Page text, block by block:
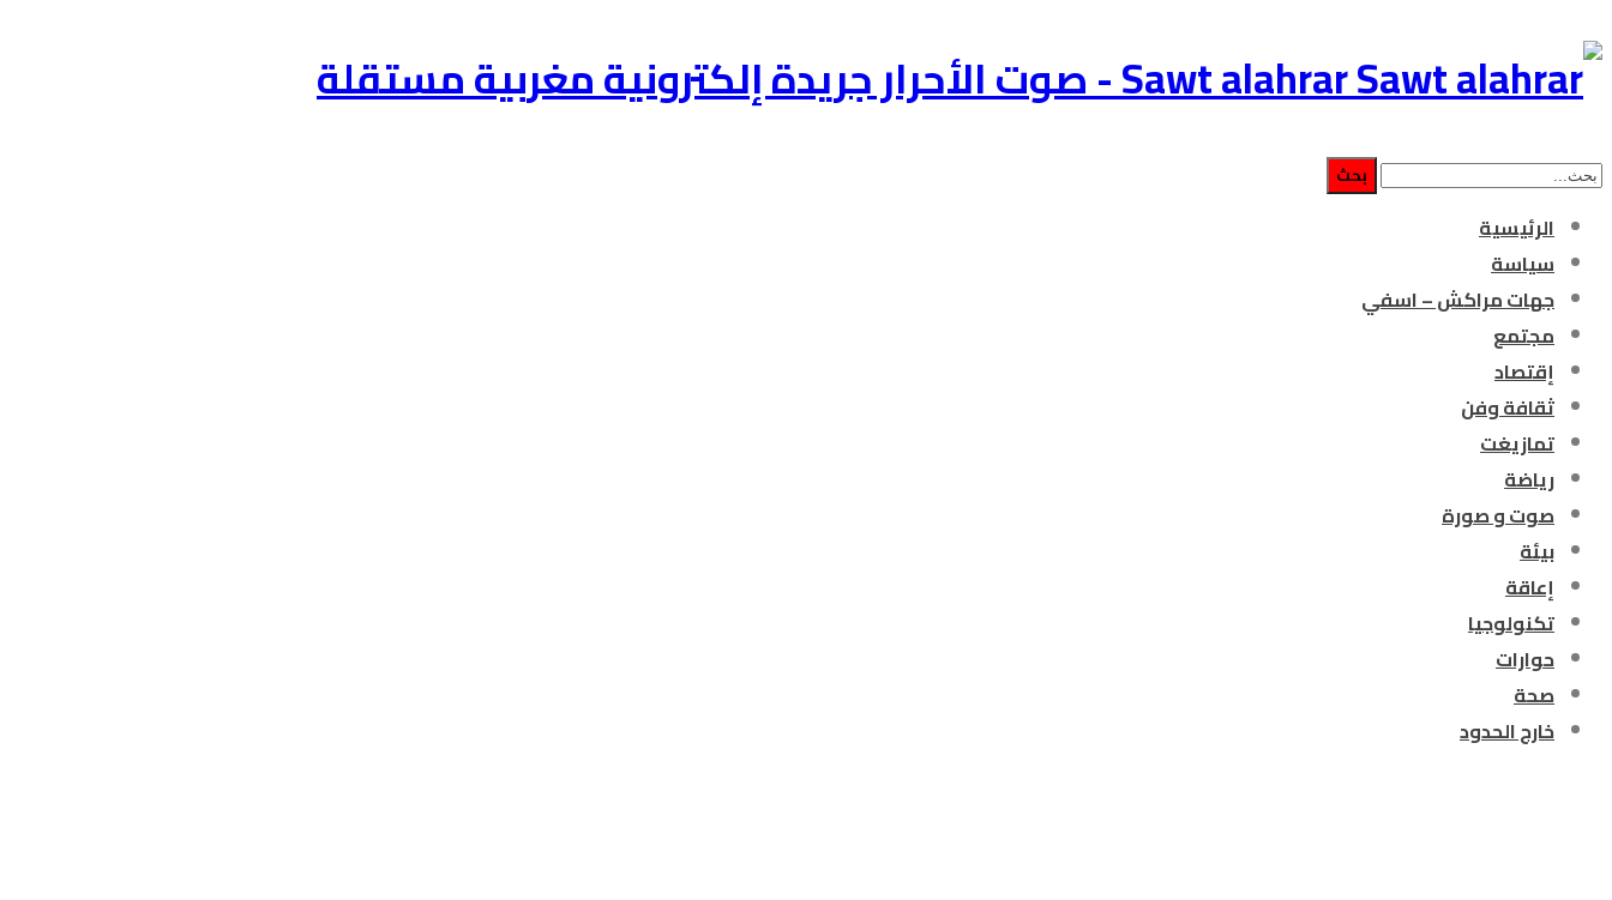
Sawt alahrar - صوت الأحرار جريدة إلكترونية مغربية مستقلة
الرئيسية
سياسة
جهات مراكش – اسفي
مجتمع
إقتصاد
ثقافة وفن
تمازيغت
رياضة
صوت و صورة
بيئة
إعاقة
تكنولوجيا
حوارات
صحة
خارج الحدود